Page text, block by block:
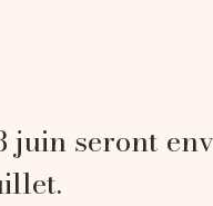
juin seront